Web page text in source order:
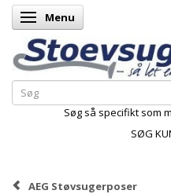
Skifte navigation
Menu
Søg så specifikt som
SØG
AEG Støvsugerposer